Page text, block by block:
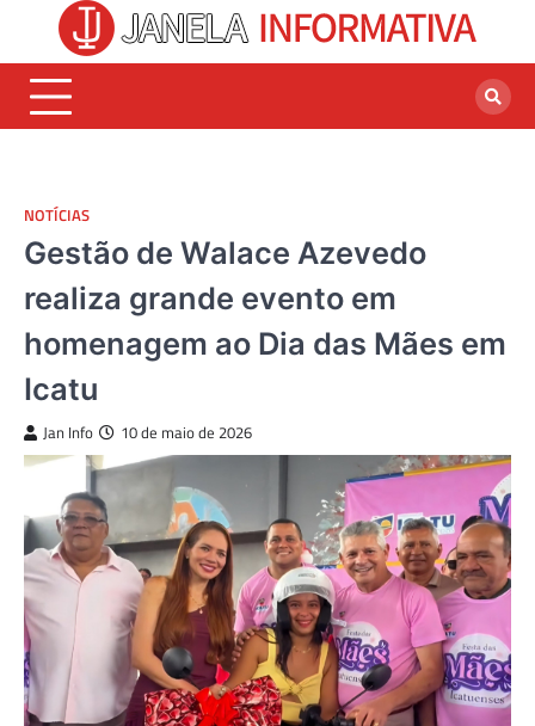
content
NOTÍCIAS
Gestão de Walace Azevedo
realiza grande evento em
homenagem ao Dia das Mães em
Icatu
Jan Info 10 de maio de 2026